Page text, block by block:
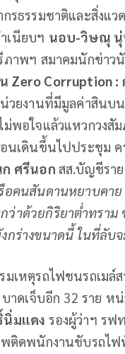
รธรรมชาติและสิ่งแ
เนียบฯ นอบ-วิษณุ นุ่
ภาพฯ สมาคมนักข่าว
Zero Corruption :
วยงานที่มีมูลค่าสินบ
ม่พอใจแล้วแหวกวง
นเดินขึ้นไปประชุม ค
ศรีนอก สส.บัญชีรา
อคนสันดานหยาบคา
ว่าด้วยกิริยาต่ำทรา
กร่างขนาดนี้ ในที่ลับ
มเหตุรถไฟชนรถเมล์
าดเจ็บอีก 32 ราย ห
มแดง รองผู้ว่าฯ รฟ
พติดพนักงานขับรถ